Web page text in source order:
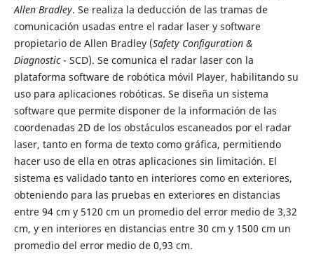
Allen Bradley. Se realiza la deducción de las tramas de
comunicación usadas entre el radar laser y software
propietario de Allen Bradley (Safety Configuration &
Diagnostic- SCD). Se comunica el radar laser con la
plataforma software de robótica móvil Player, habilitando su
uso para aplicaciones robóticas. Se diseña un sistema
software que permite disponer de la información de las
coordenadas 2D de los obstáculos escaneados por el radar
laser, tanto en forma de texto como gráfica, permitiendo
hacer uso de ella en otras aplicaciones sin limitación. El
sistema es validado tanto en interiores como en exteriores,
obteniendo para las pruebas en exteriores en distancias
entre 94 cm y 5120 cm un promedio del error medio de 3,32
cm, y en interiores en distancias entre 30 cm y 1500 cm un
promedio del error medio de 0,93 cm.